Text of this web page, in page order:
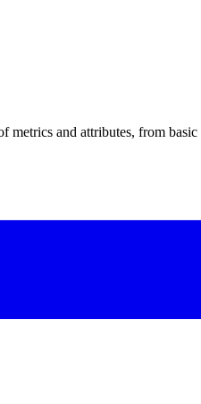
and attributes, from